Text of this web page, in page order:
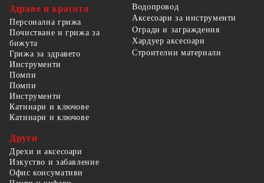
Здраве и красота
Персонална грижа
Почистване и грижа за
бижута
Грижа за здравето
Водопровод
Аксесоари за инструменти
Огради и заграждения
Хардуер аксесоари
Строителни материали
Инструменти
Помпи
Помпи
Инструменти
Катинари и ключове
Катинари и ключове
Други
Дрехи и аксесоари
Изкуство и забавление
Офис консумативи